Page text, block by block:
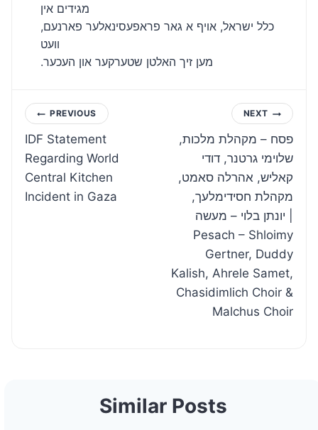
מגידים אין
כלל ישראל, אויף א גאר פראפעסינאלער פארנעם,
וועט
.מען זיך האלטן שטערקער און העכער
Post
navigation
PREVIOUS
IDF Statement
Regarding World
Central Kitchen
Incident in Gaza
NEXT
פסח – מקהלת מלכות,
שלוימי גרטנר, דודי
קאליש, אהרלה סאמט,
מקהלת חסידימלעך,
יונתן בלוי – מעשה |
Pesach – Shloimy
Gertner, Duddy
Kalish, Ahrele Samet,
Chasidimlich Choir &
Malchus Choir
Similar Posts